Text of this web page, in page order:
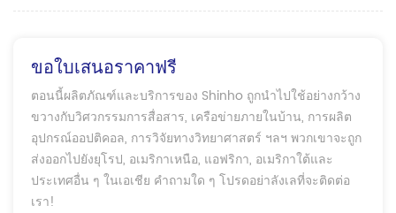
ขอใบเสนอราคาฟรี
ตอนนี้ผลิตภัณฑ์และบริการของ Shinho ถูกนำไปใช้อย่างกว้าง
ขวางกับวิศวกรรมการสื่อสาร, เครือข่ายภายในบ้าน, การผลิต
อุปกรณ์ออปติคอล, การวิจัยทางวิทยาศาสตร์ ฯลฯ พวกเขาจะถูก
ส่งออกไปยังยุโรป, อเมริกาเหนือ, แอฟริกา, อเมริกาใต้และ
ประเทศอื่น ๆ ในเอเชีย คำถามใด ๆ โปรดอย่าลังเลที่จะติดต่อ
เรา!